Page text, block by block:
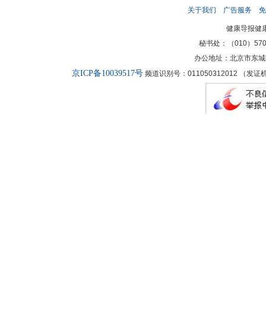
关于我们 广告服务
健康导报健
秘书处：（010）
办公地址：北京市东
京ICP备10039517号频道识别号：011050312012 （发证